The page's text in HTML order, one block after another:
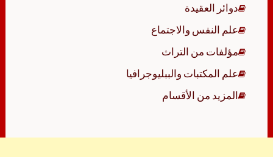
دوائر العقيدة
علم النفس والاجتماع
مؤلفات من التراث
علم المكتبات والببليوجرافيا
المزيد من الأقسام